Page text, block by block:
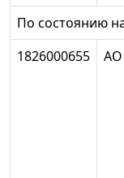
По состоянию
1826000655
АО